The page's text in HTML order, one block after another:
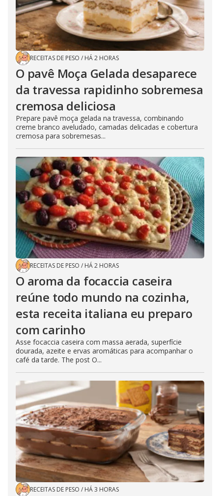
RECEITAS DE PESO / HÁ 2 HORAS
O pavê Moça Gelada desaparece
da travessa rapidinho sobremesa
cremosa deliciosa
Prepare pavê moça gelada na travessa, combinando
creme branco aveludado, camadas delicadas e cobertura
cremosa para sobremesas...
RECEITAS DE PESO / HÁ 2 HORAS
O aroma da focaccia caseira
reúne todo mundo na cozinha,
esta receita italiana eu preparo
com carinho
Asse focaccia caseira com massa aerada, superfície
dourada, azeite e ervas aromáticas para acompanhar o
café da tarde. The post O...
RECEITAS DE PESO / HÁ 3 HORAS